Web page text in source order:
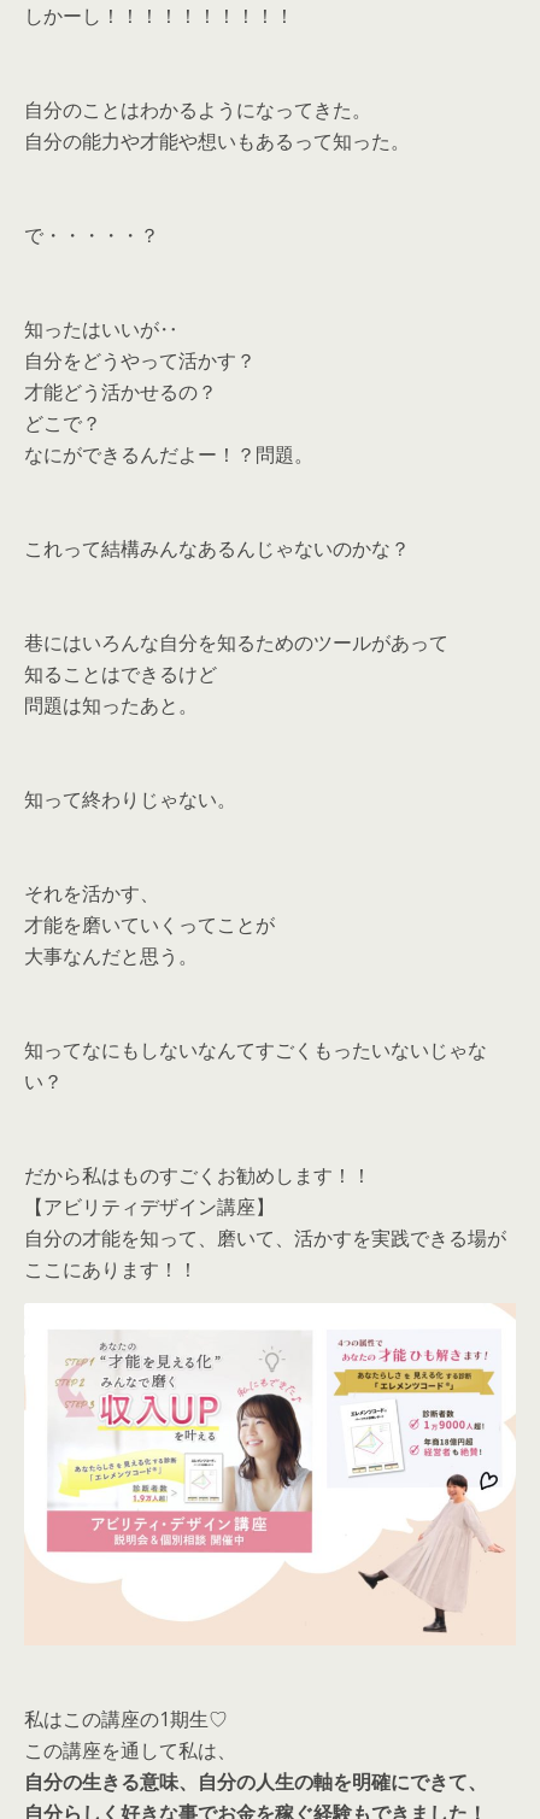
しかーし！！！！！！！！！！
自分のことはわかるようになってきた。
自分の能力や才能や想いもあるって知った。
で・・・・・？
知ったはいいが‥
自分をどうやって活かす？
才能どう活かせるの？
どこで？
なにができるんだよー！？問題。
これって結構みんなあるんじゃないのかな？
巷にはいろんな自分を知るためのツールがあって
知ることはできるけど
問題は知ったあと。
知って終わりじゃない。
それを活かす、
才能を磨いていくってことが
大事なんだと思う。
知ってなにもしないなんてすごくもったいないじゃな
い？
だから私はものすごくお勧めします！！
【アビリティデザイン講座】
自分の才能を知って、磨いて、活かすを実践できる場が
ここにあります！！
私はこの講座の1期生♡
この講座を通して私は、
自分の生きる意味、自分の人生の軸を明確にできて、
自分らしく好きな事でお金を稼ぐ経験もできました！